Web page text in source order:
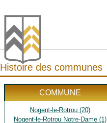
Histoire des communes
COMMUNE
Nogent-le-Rotrou (20)
Nogent-le-Rotrou Notre-Dame (1)